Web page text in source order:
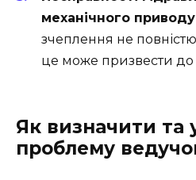
механічного
зчеплення не
це може призвести до
Як визначити та
проблему